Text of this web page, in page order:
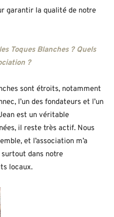
garantir la qualité de notre
Toques Blanches ? Quels
?
sont étroits, notamment
l’un des fondateurs et l’un
est un véritable
il reste très actif. Nous
et l’association m’a
dans notre
locaux.